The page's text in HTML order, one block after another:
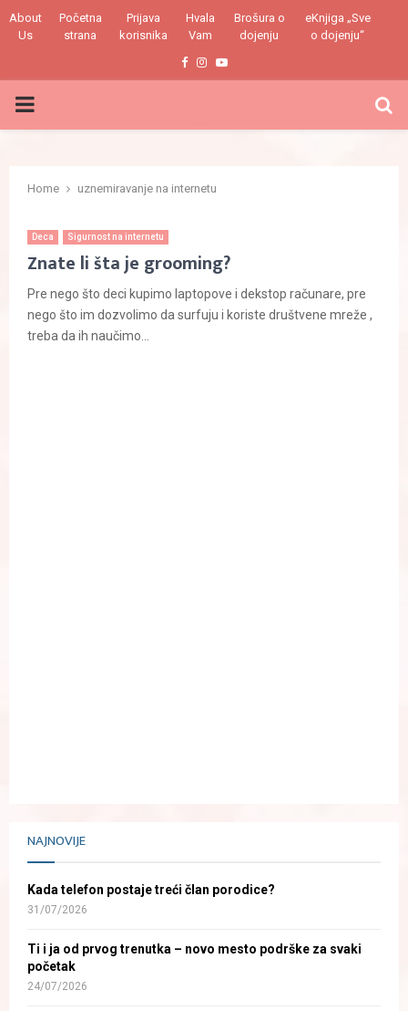
About
Us
Početna
strana
Prijava
korisnika
Hvala
Vam
Brošura o
dojenju
eKnjiga „Sve
o dojenju“
Facebook
Instagram
Youtube
PRIMARY
Home uznemiravanje na internetu
Deca Sigurnost na internetu
Znate li šta je grooming?
Pre nego što deci kupimo laptopove i dekstop računare, pre
nego što im dozvolimo da surfuju i koriste društvene mreže ,
treba da ih naučimo...
NAJNOVIJE
Kada telefon postaje treći član porodice?
31/07/2026
Ti i ja od prvog trenutka – novo mesto podrške za svaki
početak
24/07/2026